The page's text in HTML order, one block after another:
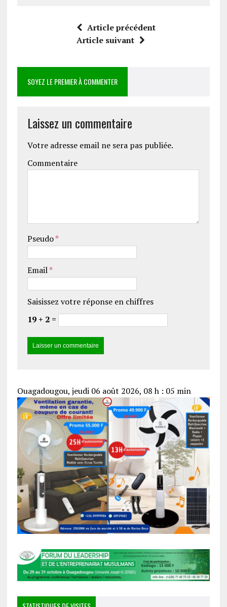
Article précédent
Article suivant
SOYEZ LE PREMIER À COMMENTER
Laissez un commentaire
Votre adresse email ne sera pas publiée.
Commentaire
Pseudo*
Email*
Saisissez votre réponse en chiffres
19 + 2 =
Ouagadougou, jeudi 06 août 2026, 08 h : 05 min